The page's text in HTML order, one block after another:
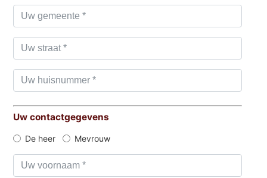
Uw contactgegevens
De heer Mevrouw